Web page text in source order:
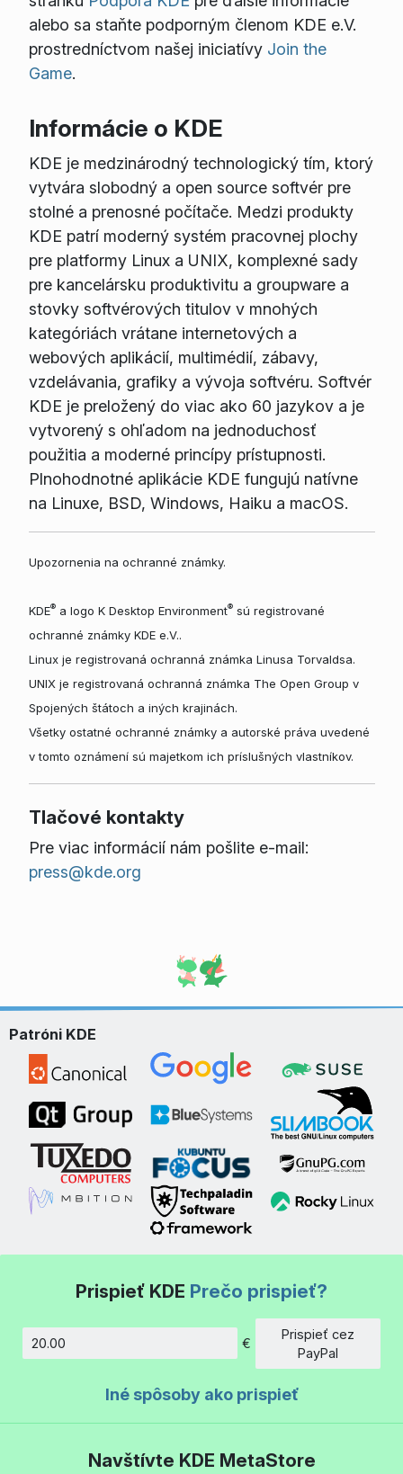
alebo sa staňte podporným členom KDE e.V.
prostredníctvom našej iniciatívy Join the
Game.
Informácie o KDE
KDE je medzinárodný technologický tím, ktorý
vytvára slobodný a open source softvér pre
stolné a prenosné počítače. Medzi produkty
KDE patrí moderný systém pracovnej plochy
pre platformy Linux a UNIX, komplexné sady
pre kancelársku produktivitu a groupware a
stovky softvérových titulov v mnohých
kategóriách vrátane internetových a
webových aplikácií, multimédií, zábavy,
vzdelávania, grafiky a vývoja softvéru. Softvér
KDE je preložený do viac ako 60 jazykov a je
vytvorený s ohľadom na jednoduchosť
použitia a moderné princípy prístupnosti.
Plnohodnotné aplikácie KDE fungujú natívne
na Linuxe, BSD, Windows, Haiku a macOS.
Upozornenia na ochranné známky.
KDE®a logo K Desktop Environment®sú registrované
ochranné známky KDE e.V..
Linux je registrovaná ochranná známka Linusa Torvaldsa.
UNIX je registrovaná ochranná známka The Open Group v
Spojených štátoch a iných krajinách.
Všetky ostatné ochranné známky a autorské práva uvedené
v tomto oznámení sú majetkom ich príslušných vlastníkov.
Tlačové kontakty
Pre viac informácií nám pošlite e-mail:
press@kde.org
Patróni KDE
Prispieť KDE Prečo prispieť?
Množstvo
€
Prispieť cez
PayPal
Iné spôsoby ako prispieť
Navštívte KDE MetaStore